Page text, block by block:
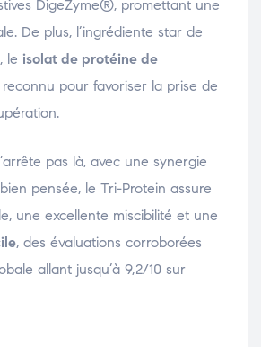
DigeZyme®, promettant une
De plus, l’ingrédiente star de
le isolat de protéine de
reconnu pour favoriser la prise de
pas là, avec une synergie
pensée, le Tri-Protein assure
une excellente miscibilité et une
, des évaluations corroborées
allant jusqu’à 9,2/10 sur